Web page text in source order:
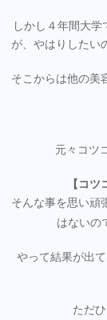
しかし４年間大
が、やはりしたい
そこからは他の美
元々コツ
【コ
そんな事を思い頑
はないの
やって結果が出
ただ